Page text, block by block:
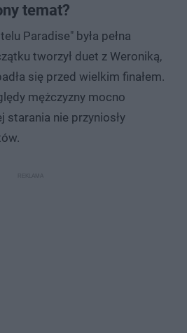
temat?
Paradise" była pełna
tworzył duet z Weroniką,
się przed wielkim finałem.
mężczyzny mocno
starania nie przyniosły